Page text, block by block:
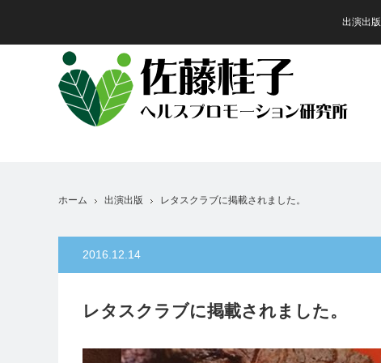
出演出版
ホーム 出演出版 レタスクラブに掲載されました。
2016.12.14
レタスクラブに掲載されました。